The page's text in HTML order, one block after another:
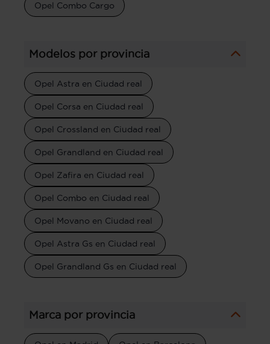
Opel Combo Cargo
Modelos por provincia
Opel Astra en Ciudad real
Opel Corsa en Ciudad real
Opel Crossland en Ciudad real
Opel Grandland en Ciudad real
Opel Zafira en Ciudad real
Opel Combo en Ciudad real
Opel Movano en Ciudad real
Opel Astra Gs en Ciudad real
Opel Grandland Gs en Ciudad real
Marca por provincia